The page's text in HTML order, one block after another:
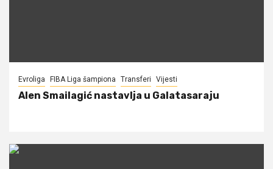
Evroliga FIBA Liga šampiona Transferi Vijesti
Alen Smailagić nastavlja u Galatasaraju